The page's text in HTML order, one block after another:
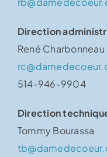
Direction
René Charbonneau
514-946-9904
Direction
Tommy Bourassa